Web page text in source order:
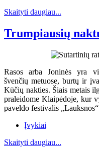
Skaityti daugiau...
Trumpiausių
Rasos arba Joninės yra
švenčių metuose, burtų ir
Kūčių nakties. Šiais metais
praleidome Klaipėdoje, kur
paveldo festivalis
Įvykiai
Skaityti daugiau...